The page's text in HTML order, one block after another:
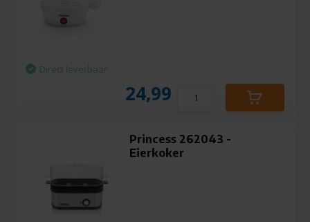
Direct leverbaar
24,99
Princess 262043 -
Eierkoker